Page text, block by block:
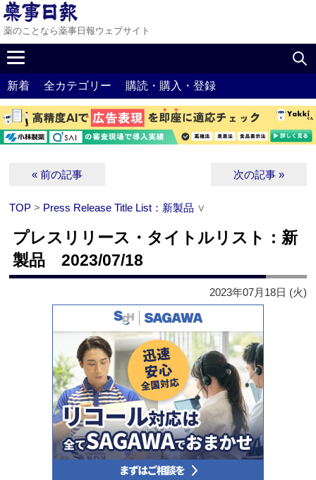
薬のことなら薬事日報ウェブサイト
新着 全カテゴリー 購読・購入・登録
« 前の記事 次の記事 »
TOP > Press Release Title List：新製品 ∨
プレスリリース・タイトルリスト：新
製品 2023/07/18
2023年07月18日 (火)